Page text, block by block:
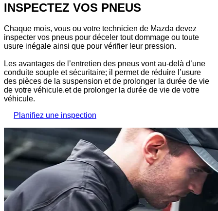
INSPECTEZ VOS PNEUS
Chaque mois, vous ou votre technicien de Mazda devez
inspecter vos pneus pour déceler tout dommage ou toute
usure inégale ainsi que pour vérifier leur pression.
Les avantages de l’entretien des pneus vont au-delà d’une
conduite souple et sécuritaire; il permet de réduire l’usure
des pièces de la suspension et de prolonger la durée de vie
de votre véhicule.et de prolonger la durée de vie de votre
véhicule.
Planifiez une inspection